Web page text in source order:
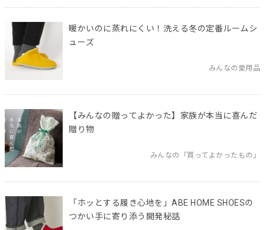
暖かいのに蒸れにくい！洗える冬の定番ルームシ
ューズ
みんなの愛用品
【みんなの贈ってよかった】家族が本当に喜んだ
贈り物
みんなの「買ってよかったもの」
「ホッとする履き心地を」ABE HOME SHOESの
つかい手に寄り添う開発秘話